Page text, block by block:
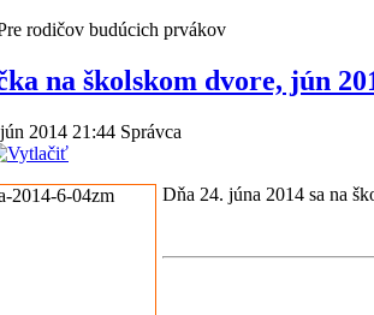
rodičov budúcich prvákov
na školskom dvore, jún
2014 21:44 Správca
Dňa 24. júna 2014 sa na